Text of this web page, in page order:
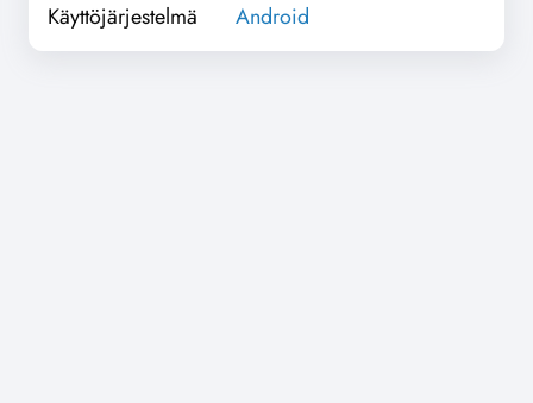
Käyttöjärjestelmä Android